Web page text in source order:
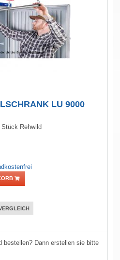
LU 9000
Rehwild
bestellen? Dann erstellen sie bitte